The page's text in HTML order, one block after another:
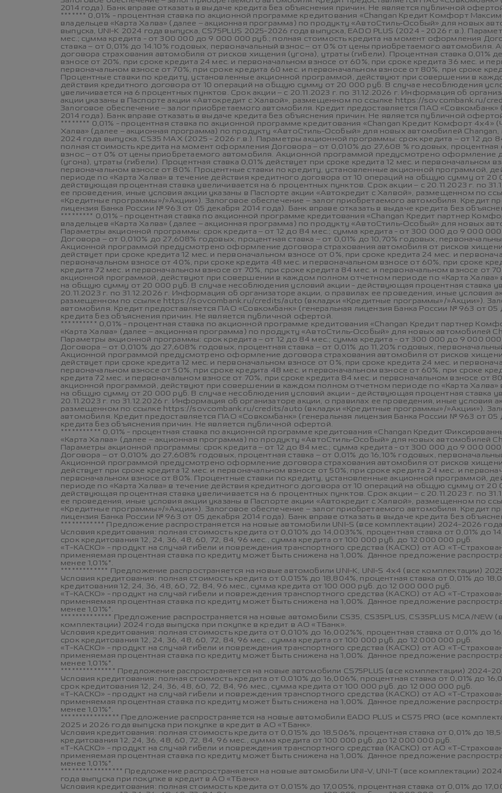
2014 года). Банк вправе отказать в выдаче кредита без объяснения причин. Не является публичной
******* 0,01% - процентная ставка по акционной программе кредитования «Changan Кредит Комфорт
владельцев «Карта Халва» (далее – акционная программа) по продукту «АвтоСтиль-Особый» для новых
выпуска, UNI-K 2024 года выпуска, CS75PLUS 2025-2026 года выпуска, EADO PLUS (2024 - 2026 г.в.).
мес.; сумма кредита - от 300 000 до 9 000 000 руб.; полная стоимость кредита на момент оформления
ставка – от 0,01% до 14.10% годовых, первоначальный взнос – от 0% от цены приобретаемого
договора страхования автомобиля от рисков хищения (угона), утраты (гибели). Процентная ставка 0,01%
взносе от 20%, при сроке кредита 24 мес. и первоначальном взносе от 60%, при сроке кредита 36 мес. и
первоначальном взносе от 70%, при сроке кредита 60 мес. и первоначальном взносе от 80%, при сроке
Процентные ставки по кредиту, установленные акционной программой, действуют при совершении в
действия кредитного договора от 10 операций на общую сумму от 20 000 руб. В случае несоблюдения
увеличивается на 6 процентных пунктов. Срок акции – с 20.11.2023 г. по 31.12.2026 г. Информация об
акции указаны в Паспорте акции «Автокредит с Халвой», размещенном по ссылке https://sovcombank.ru/
Залоговое обеспечение – залог приобретаемого автомобиля. Кредит предоставляется ПАО
2014 года). Банк вправе отказать в выдаче кредита без объяснения причин. Не является публичной
******** 0,01% - процентная ставка по акционной программе кредитования «Changan Кредит Комфорт 4х4»
Халва» (далее – акционная программа) по продукту «АвтоСтиль-Особый» для новых автомобилей Changan,
2024 года выпуска, CS35 MAX (2025 - 2026 г.в.). Параметры акционной программы: срок кредита – от 12
полная стоимость кредита на момент оформления Договора – от 0,010% до 27,608 % годовых, процентная
взнос – от 0% от цены приобретаемого автомобиля. Акционной программой предусмотрено оформление
(угона), утраты (гибели). Процентная ставка 0,01% действует при сроке кредита 12 мес. и первоначальном
первоначальном взносе от 80%. Процентные ставки по кредиту, установленные акционной программой,
периоде по «Карта Халва» в течение действия кредитного договора от 10 операций на общую сумму от
действующая процентная ставка увеличивается на 6 процентных пунктов. Срок акции – с 20.11.2023 г. по
ее проведения, иные условия акции указаны в Паспорте акции «Автокредит с Халвой», размещенном по
«Кредитные программы»/»Акции»). Залоговое обеспечение – залог приобретаемого автомобиля. Кредит
лицензия Банка России № 963 от 05 декабря 2014 года). Банк вправе отказать в выдаче кредита без
********* 0,01% - процентная ставка по акционной программе кредитования «Changan Кредит партнер
владельцев «Карта Халва» (далее – акционная программа) по продукту «АвтоСтиль-Особый» для новых
Параметры акционной программы: срок кредита – от 12 до 84 мес.; сумма кредита - от 300 000 до 9 000
Договора – от 0,010% до 27,608% годовых, процентная ставка – от 0,01% до 10,70% годовых,
Акционной программой предусмотрено оформление договора страхования автомобиля от рисков
действует при сроке кредита 12 мес. и первоначальном взносе от 0%, при сроке кредита 24 мес. и
первоначальном взносе от 40%, при сроке кредита 48 мес. и первоначальном взносе от 60%, при сроке
кредита 72 мес. и первоначальном взносе от 70%, при сроке кредита 84 мес. и первоначальном взносе от
акционной программой, действуют при совершении в каждом полном отчетном периоде по «Карта Халва»
на общую сумму от 20 000 руб. В случае несоблюдения условий акции - действующая процентная ставка
20.11.2023 г. по 31.12.2026 г. Информация об организаторе акции, о правилах ее проведения, иные условия
размещенном по ссылке https://sovcombank.ru/credits/auto (вкладки «Кредитные программы»/»Акции»).
автомобиля. Кредит предоставляется ПАО «Совкомбанк» (генеральная лицензия Банка России № 963 от 05
кредита без объяснения причин. Не является публичной офертой.
********** 0,01% - процентная ставка по акционной программе кредитования «Changan Кредит партнер
«Карта Халва» (далее – акционная программа) по продукту «АвтоСтиль-Особый» для новых автомобилей
Параметры акционной программы: срок кредита – от 12 до 84 мес.; сумма кредита - от 300 000 до 9 000
Договора – от 0,010% до 27,608% годовых, процентная ставка – от 0,01% до 11,20% годовых,
Акционной программой предусмотрено оформление договора страхования автомобиля от рисков
действует при сроке кредита 12 мес. и первоначальном взносе от 0%, при сроке кредита 24 мес. и
первоначальном взносе от 50%, при сроке кредита 48 мес. и первоначальном взносе от 60%, при сроке
кредита 72 мес. и первоначальном взносе от 70%, при сроке кредита 84 мес. и первоначальном взносе от
акционной программой, действуют при совершении в каждом полном отчетном периоде по «Карта Халва»
на общую сумму от 20 000 руб. В случае несоблюдения условий акции - действующая процентная ставка
20.11.2023 г. по 31.12.2026 г. Информация об организаторе акции, о правилах ее проведения, иные условия
размещенном по ссылке https://sovcombank.ru/credits/auto (вкладки «Кредитные программы»/»Акции»).
автомобиля. Кредит предоставляется ПАО «Совкомбанк» (генеральная лицензия Банка России № 963 от 05
кредита без объяснения причин. Не является публичной офертой.
*********** 0,01% - процентная ставка по акционной программе кредитования «Changan Кредит
«Карта Халва» (далее – акционная программа) по продукту «АвтоСтиль-Особый» для новых автомобилей
Параметры акционной программы: срок кредита – от 12 до 84 мес.; сумма кредита - от 300 000 до 9 000
Договора – от 0,010% до 27,608% годовых, процентная ставка – от 0,01% до 16,10% годовых,
Акционной программой предусмотрено оформление договора страхования автомобиля от рисков
действует при сроке кредита 12 мес. и первоначальном взносе от 50%, при сроке кредита 24 мес. и
первоначальном взносе от 80%. Процентные ставки по кредиту, установленные акционной программой,
периоде по «Карта Халва» в течение действия кредитного договора от 10 операций на общую сумму от
действующая процентная ставка увеличивается на 6 процентных пунктов. Срок акции – с 20.11.2023 г. по
ее проведения, иные условия акции указаны в Паспорте акции «Автокредит с Халвой», размещенном по
«Кредитные программы»/»Акции»). Залоговое обеспечение – залог приобретаемого автомобиля. Кредит
лицензия Банка России № 963 от 05 декабря 2014 года). Банк вправе отказать в выдаче кредита без
************ Предложение распространяется на новые автомобили UNI-S (все комплектации) 2024-2026
Условия кредитования: полная стоимость кредита от 0,010% до 14,003%%, процентная ставка от 0,01% до
срок кредитования 12, 24, 36, 48, 60, 72, 84, 96 мес., сумма кредита от 100 000 руб. до 12 000 000 руб.
«Т-КАСКО» - продукт на случай гибели и повреждения транспортного средства (КАСКО) от АО «Т-
применяемая процентная ставка по кредиту может быть снижена на 1,00%. Данное предложение
менее 1,01%*.
************* Предложение распространяется на новые автомобили UNI-K, UNI-S 4x4 (все комплектации)
Условия кредитования: полная стоимость кредита от 0,015% до 18,804%, процентная ставка от 0,01% до
кредитования 12, 24, 36, 48, 60, 72, 84, 96 мес., сумма кредита от 100 000 руб. до 12 000 000 руб.
«Т-КАСКО» - продукт на случай гибели и повреждения транспортного средства (КАСКО) от АО «Т-
применяемая процентная ставка по кредиту может быть снижена на 1,00%. Данное предложение
менее 1,01%*.
************** Предложение распространяется на новые автомобили CS35, CS35PLUS, CS35PLUS MCA/NEW
комплектации) 2024 года выпуска при покупке в кредит в АО «ТБанк».
Условия кредитования: полная стоимость кредита от 0,010% до 16,002%%, процентная ставка от 0,01% до
срок кредитования 12, 24, 36, 48, 60, 72, 84, 96 мес., сумма кредита от 100 000 руб. до 12 000 000 руб.
«Т-КАСКО» - продукт на случай гибели и повреждения транспортного средства (КАСКО) от АО «Т-
применяемая процентная ставка по кредиту может быть снижена на 1,00%. Данное предложение
менее 1,01%*.
*************** Предложение распространяется на новые автомобили CS75PLUS (все комплектации) 2024-
Условия кредитования: полная стоимость кредита от 0,010% до 16,006%, процентная ставка от 0,01% до
срок кредитования 12, 24, 36, 48, 60, 72, 84, 96 мес., сумма кредита от 100 000 руб. до 12 000 000 руб.
«Т-КАСКО» - продукт на случай гибели и повреждения транспортного средства (КАСКО) от АО «Т-
применяемая процентная ставка по кредиту может быть снижена на 1,00%. Данное предложение
менее 1,01%*.
**************** Предложение распространяется на новые автомобили EADO PLUS и CS75 PRO (все
2025 и 2026 года выпуска при покупке в кредит в АО «ТБанк».
Условия кредитования: полная стоимость кредита от 0,015% до 18,506%, процентная ставка от 0,01% до
кредитования 12, 24, 36, 48, 60, 72, 84, 96 мес., сумма кредита от 100 000 руб. до 12 000 000 руб.
«Т-КАСКО» - продукт на случай гибели и повреждения транспортного средства (КАСКО) от АО «Т-
применяемая процентная ставка по кредиту может быть снижена на 1,00%. Данное предложение
менее 1,01%*.
***************** Предложение распространяется на новые автомобили UNI-V, UNI-T (все комплектации)
года выпуска при покупке в кредит в АО «ТБанк».
Условия кредитования: полная стоимость кредита от 0,015% до 17,005%, процентная ставка от 0,01% до